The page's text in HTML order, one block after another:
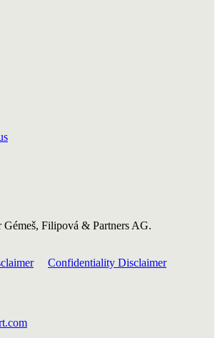
Filipová & Partners AG.
Confidentiality Disclaimer